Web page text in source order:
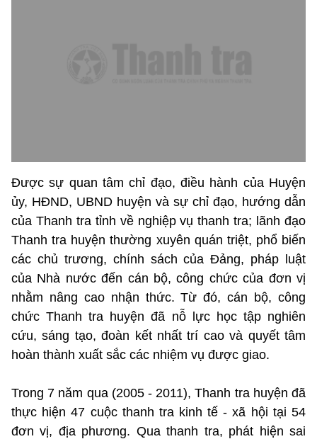
Được sự quan tâm chỉ đạo, điều hành của Huyện
ủy, HĐND, UBND huyện và sự chỉ đạo, hướng dẫn
của Thanh tra tỉnh về nghiệp vụ thanh tra; lãnh đạo
Thanh tra huyện thường xuyên quán triệt, phổ biến
các chủ trương, chính sách của Đảng, pháp luật
của Nhà nước đến cán bộ, công chức của đơn vị
nhằm nâng cao nhận thức. Từ đó, cán bộ, công
chức Thanh tra huyện đã nỗ lực học tập nghiên
cứu, sáng tạo, đoàn kết nhất trí cao và quyết tâm
hoàn thành xuất sắc các nhiệm vụ được giao.
Trong 7 năm qua (2005 - 2011), Thanh tra huyện đã
thực hiện 47 cuộc thanh tra kinh tế - xã hội tại 54
đơn vị, địa phương. Qua thanh tra, phát hiện sai